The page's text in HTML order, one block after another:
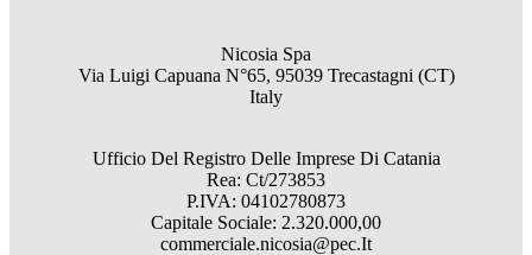
Nicosia Spa
Via Luigi Capuana N°65, 95039 Trecastagni (CT)
Italy
Ufficio Del Registro Delle Imprese Di Catania
Rea: Ct/273853
P.IVA: 04102780873
Capitale Sociale: 2.320.000,00
commerciale.nicosia@pec.It